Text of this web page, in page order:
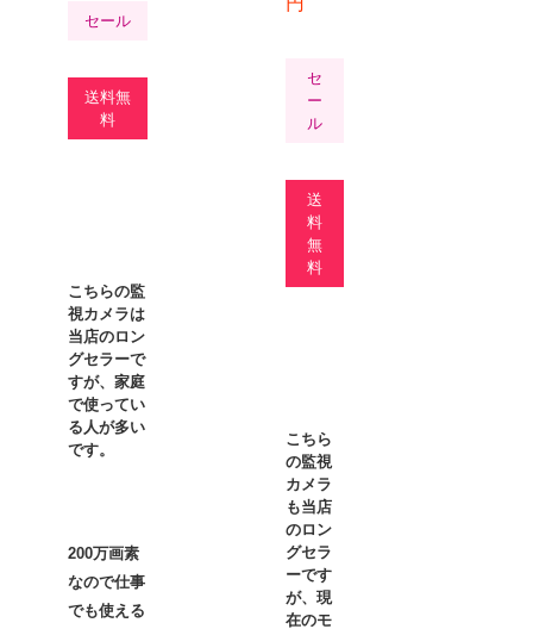
セール
送料無
料
こちらの監
視カメラは
当店のロン
グセラーで
すが、家庭
で使ってい
る人が多い
です。
200万画素
なので仕事
でも使える
セ
ー
ル
送
料
無
料
こちら
の監視
カメラ
も当店
のロン
グセラ
ーです
が、現
在のモ